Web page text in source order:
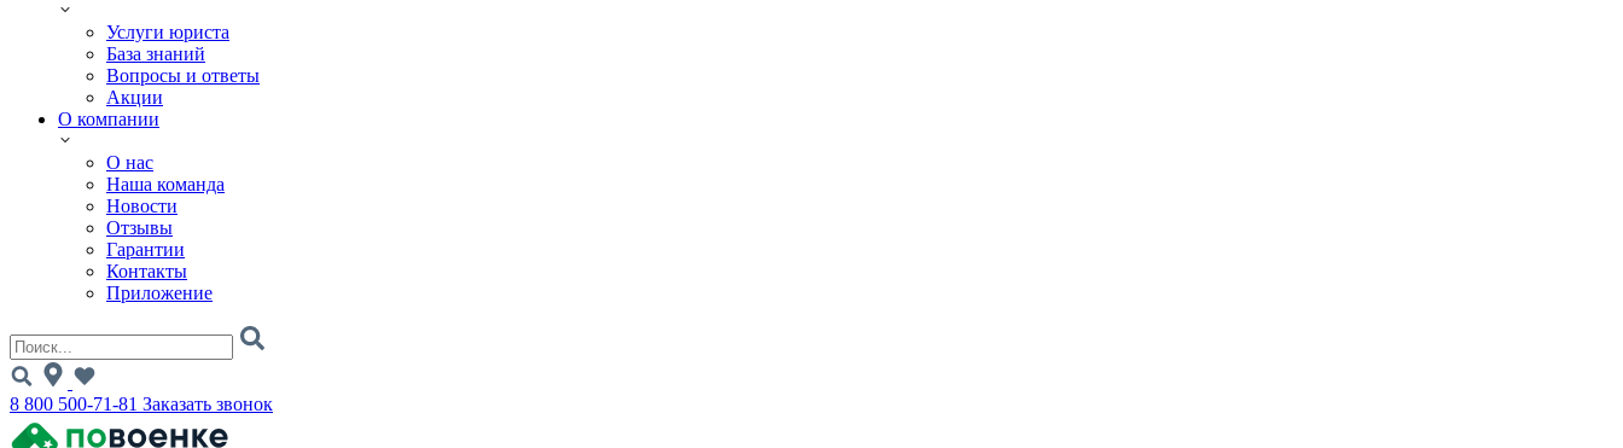
Услуги юриста
База знаний
Вопросы и ответы
Акции
О компании
О нас
Наша команда
Новости
Отзывы
Гарантии
Контакты
Приложение
8 800 500-71-81 Заказать звонок